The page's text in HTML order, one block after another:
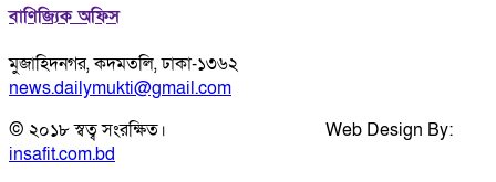
বাণিজ্যিক অফিস
মুজাহিদনগর, কদমতলি, ঢাকা-১৩৬২
news.dailymukti@gmail.com
© ২০১৮ স্বত্ব সংরক্ষিত। Web Design By:
insafit.com.bd